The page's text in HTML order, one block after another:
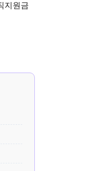
지원금